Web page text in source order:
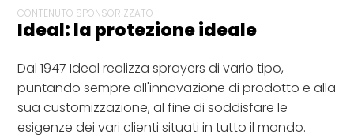
CONTENUTO SPONSORIZZATO
Ideal: la protezione ideale
Dal 1947 Ideal realizza sprayers di vario tipo,
puntando sempre all'innovazione di prodotto e alla
sua customizzazione, al fine di soddisfare le
esigenze dei vari clienti situati in tutto il mondo.